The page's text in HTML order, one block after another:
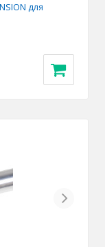
для
Next